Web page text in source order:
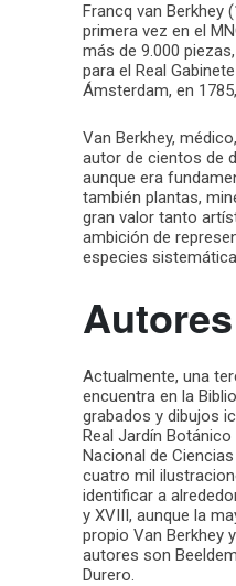
Francq van Berkhey
primera vez en el
más de 9.000
para el Real
Ámsterdam, en
Van Berkhey,
autor de cientos de
aunque era
también plantas,
gran valor tanto
ambición de
especies
Actualmente, una
encuentra en la
grabados y dibujos
Real Jardín
Nacional de
cuatro mil
identificar a
y XVIII, aunque la
propio Van Berkhey
autores son
Durero.